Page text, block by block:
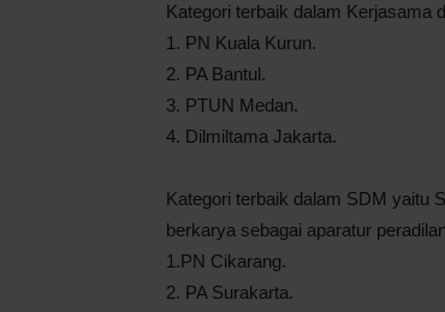
Kategori terbaik dalam Kerjasama
1. PN Kuala Kurun.
2. PA Bantul.
3. PTUN Medan.
4. Dilmiltama Jakarta.
Kategori terbaik dalam SDM yaitu
berkarya sebagai aparatur
1.PN Cikarang.
2. PA Surakarta.